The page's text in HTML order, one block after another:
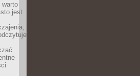
warto
jest